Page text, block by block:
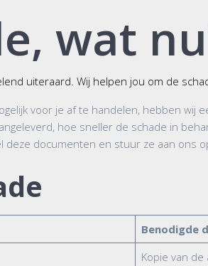
wat
uiteraard. Wij helpen jou om de
voor je af te handelen, hebben
hoe sneller de schade in
deze documenten en stuur ze aan ons
Benodigde
Kopie van